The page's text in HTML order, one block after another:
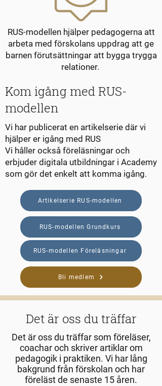
RUS-modellen hjälper pedagogerna att
arbeta med förskolans uppdrag att ge
barnen förutsättningar att bygga trygga
relationer.
Kom igång med RUS-
modellen
Vi har publicerat en artikelserie där vi
hjälper er igång med RUS
Vi håller också föreläsningar och
erbjuder digitala utbildningar i Academy
som gör det enkelt att komma igång.
Artikelserie RUS-modellen
RUS-modellen Grundkurs
RUS-modellen Föreläsningar
Bli medlem
Det är oss du träffar
Det är oss du träffar som föreläser,
coachar och skriver artiklar om
pedagogik i praktiken. Vi har lång
bakgrund från förskolan och har
föreläst de senaste 15 åren.